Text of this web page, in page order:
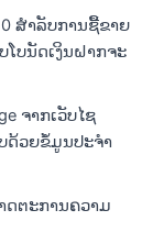
ສໍາລັບການຊື້ຂາຍ
ບນັດເງິນຝາກຈະ
ຈາກເວັບໄຊ
ດ້ວຍຂໍ້ມູນປະຈໍາ
ດຕະການຄວາມ